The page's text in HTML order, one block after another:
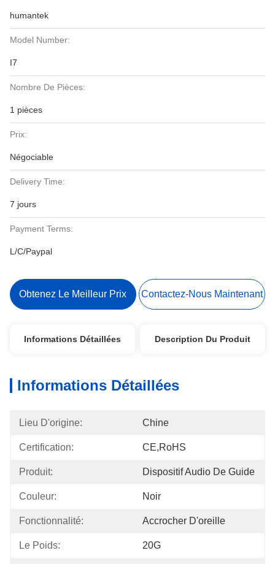
humantek
Model Number:
I7
Nombre De Pièces:
1 pièces
Prix:
Négociable
Delivery Time:
7 jours
Payment Terms:
L/C/Paypal
Obtenez Le Meilleur Prix Contactez-Nous Maintenant
Informations Détaillées Description Du Produit
Informations Détaillées
Lieu D'origine: Chine
Certification: CE,RoHS
Produit: Dispositif Audio De Guide
Couleur: Noir
Fonctionnalité: Accrocher D'oreille
Le Poids: 20G